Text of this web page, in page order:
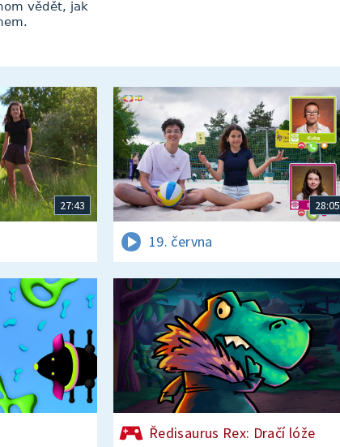
vědět, jak
27:43 28:05
19. června
Ředisaurus Rex: Dračí lóže